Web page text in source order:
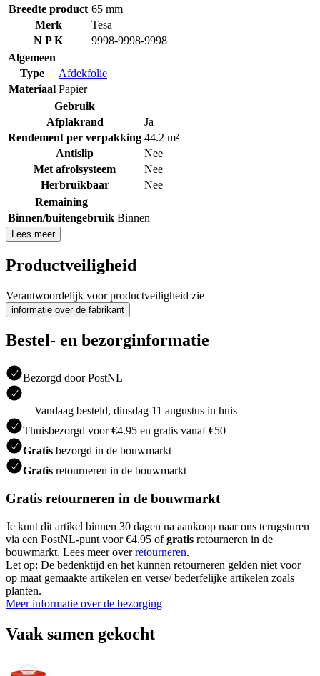
Breedte product 65 mm
Merk
Tesa
N P K
9998-9998-9998
Algemeen
Type
Afdekfolie
Materiaal Papier
Gebruik
Afplakrand
Ja
Rendement per verpakking 44.2 m²
Antislip
Nee
Met afrolsysteem
Nee
Herbruikbaar
Nee
Remaining
Binnen/buitengebruik Binnen
Lees meer
Productveiligheid
Verantwoordelijk voor productveiligheid zie
informatie over de fabrikant
Bestel- en bezorginformatie
Bezorgd door PostNL
Vandaag besteld, dinsdag 11 augustus in huis
Thuisbezorgd voor €4.95 en gratis vanaf €50
Gratis bezorgd in de bouwmarkt
Gratis retourneren in de bouwmarkt
Gratis retourneren in de bouwmarkt
Je kunt dit artikel binnen 30 dagen na aankoop naar ons terugsturen
via een PostNL-punt voor €4.95 ofgratis retourneren in de
bouwmarkt. Lees meer overretourneren.
Let op: De bedenktijd en het kunnen retourneren gelden niet voor
op maat gemaakte artikelen en verse/ bederfelijke artikelen zoals
planten.
Meer informatie over de bezorging
Vaak samen gekocht